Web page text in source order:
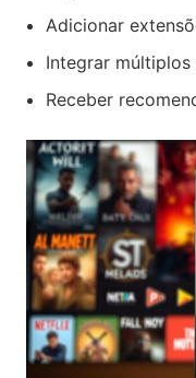
Adicionar
Integrar
Receber